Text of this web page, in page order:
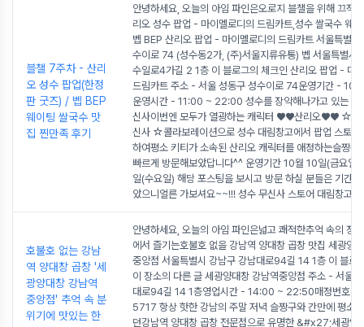
블챌 7주차 - 산리
오 성수 팝업(한정
판 굿즈) / 벱 BEP
웨이팅 쌀국수 맛
집 찐만족 후기
안녕하세요, 오늘의 아임 파인은오로지 블챌을 위해 끄적
리오 성수 팝업 - 마이멜로디의 드림카트,성수 쌀국수 웨
벱 BEP 산리오 팝업 - 마이멜로디의 드림카트 서울특별시
수이로 74 (성수동2가, (주)서울지류유통) 벱 서울특별시
수일로4가길 2 1층 이 블로그의 체크인 산리오 팝업 - 마
드림카트 주소 - 서울 성동구 성수이로 74운영기간 -
운영시간 - 11:00 ~ 22:00 성수를 장악해나가고 있는 열
신사이번엔 모두가 열광하는 캐릭터 ♥♥산리오♥♥ ☆ 산
신사 ☆콜라보레이션으로 성수 대림창고에서 팝업 스토어
하여평소 키티가 소속된 산리오 캐릭터를 애정하는슬짱구
빠르게 방문해보았답니다^^ 운영기간 10월 10일(금요일
일(수요일) 해당 포스팅을 보시고 방문 하실 분들은 기간
았으니얼른 가보셔요~~!!! 성수 무신사 스토어 대림창고
호불호 없는 강남
역 양대창 곱창 '세
광양대창 강남역
중앙점' 추억 속 분
위기에 맛있는 한
안녕하세요, 오늘의 아임 파인은넓고 쾌적한추억 속의 정
에서 즐기는호불호 없을 강남역 양대창 곱창 맛집 세광양
중앙점 서울특별시 강남구 강남대로94길 14 1층 이 블로
이 장소의 다른 글 세광양대창 강남역중앙점 주소 - 서울
대로94길 14 1층영업시간 - 14:00 ~ 22:50매정번호
5717 항상 핫한 강남의 주말 저녁 슬짱구와 간만에 평소
던강남역 양대창 곱창 전문점으로 유명한 &#x27;세광양